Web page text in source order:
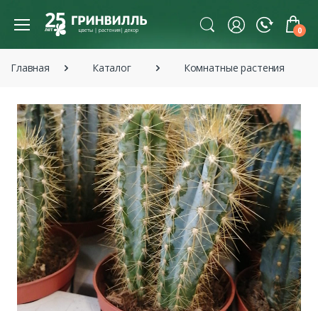
0
Главная Каталог Комнатные растения